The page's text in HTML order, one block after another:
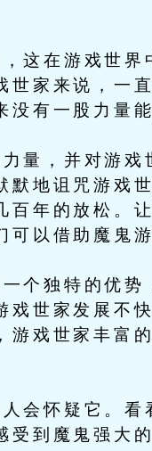
在游戏世界
世家来说，一
有一股力量
，并对游戏
地诅咒游戏
年的放松。
以借助魔鬼
独特的优势
世家发展不
戏世家丰富
怀疑它。看
到魔鬼强大